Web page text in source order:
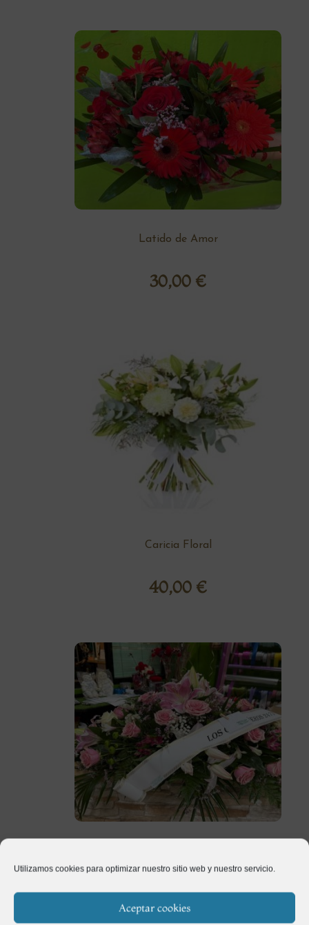
Utilizamos cookies para optimizar nuestro sitio web y nuestro servicio.
Aceptar cookies
Latido de Amor
30,00 €
Caricia Floral
40,00 €
90,00€